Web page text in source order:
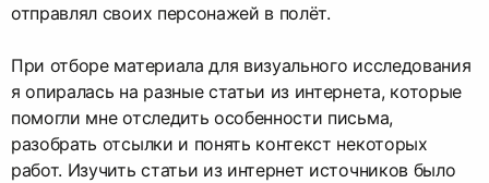
отправлял своих персонажей в полёт.
При отборе материала для визуального исследования
я опиралась на разные статьи из интернета, которые
помогли мне отследить особенности письма,
разобрать отсылки и понять контекст некоторых
работ. Изучить статьи из интернет источников было